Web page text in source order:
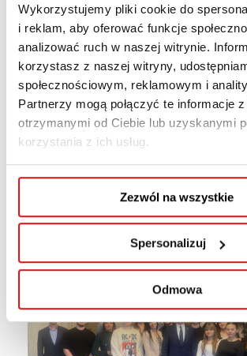
Wykorzystujemy pliki cookie do
i reklam, aby oferować funkcje
analizować ruch w naszej witrynie.
korzystasz z naszej witryny,
społecznościowym, reklamowym i
Partnerzy mogą połączyć te informacje
otrzymanymi od Ciebie lub uzyskanymi
korzystania z ich usług.
Zezwól na wszystkie
Spersonalizuj
Odmowa